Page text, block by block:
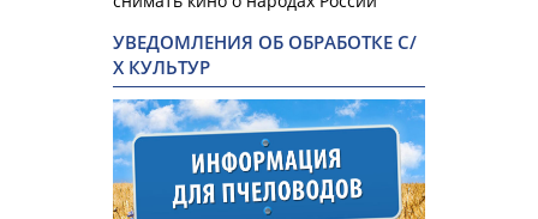
УВЕДОМЛЕНИЯ ОБ ОБРАБОТКЕ С/
Х КУЛЬТУР